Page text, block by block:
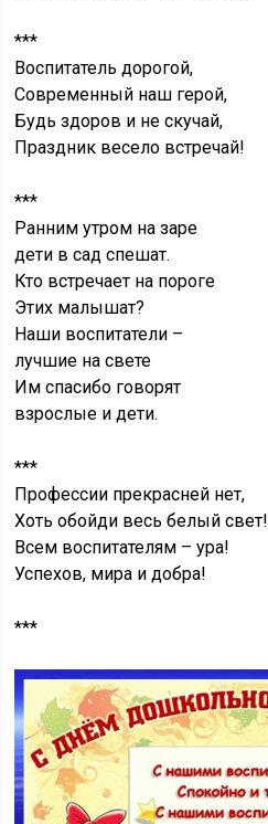
***
Воспитатель дорогой,
Современный наш герой,
Будь здоров и не скучай,
Праздник весело встречай!
***
Ранним утром на заре
дети в сад спешат.
Кто встречает на пороге
Этих малышат?
Наши воспитатели –
лучшие на свете
Им спасибо говорят
взрослые и дети.
***
Профессии прекрасней нет,
Хоть обойди весь белый свет!
Всем воспитателям – ура!
Успехов, мира и добра!
***